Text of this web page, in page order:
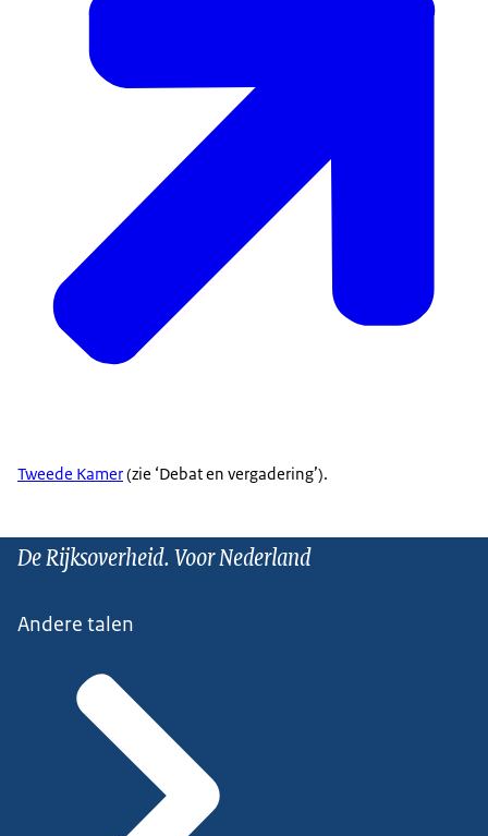
Tweede Kamer(zie ‘Debat en vergadering’).
De Rijksoverheid. Voor Nederland
Andere talen